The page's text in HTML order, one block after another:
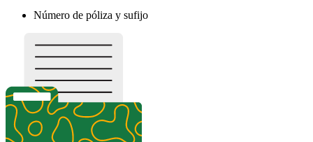
Número de póliza y sufijo